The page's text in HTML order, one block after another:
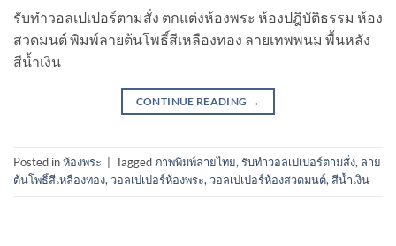
รับทําวอลเปเปอร์ตามสั่ง ตกแต่งห้องพระ ห้องปฎิบัติธรรม ห้อง
สวดมนต์ พิมพ์ลายต้นโพธิ์สีเหลืองทอง ลายเทพพนม พื้นหลัง
สีน้ำเงิน
CONTINUE READING →
Posted inห้องพระ Taggedภาพพิมพ์ลายไทย, รับทําวอลเปเปอร์ตามสั่ง, ลาย
ต้นโพธิ์สีเหลืองทอง, วอลเปเปอร์ห้องพระ, วอลเปเปอร์ห้องสวดมนต์, สีน้ำเงิน